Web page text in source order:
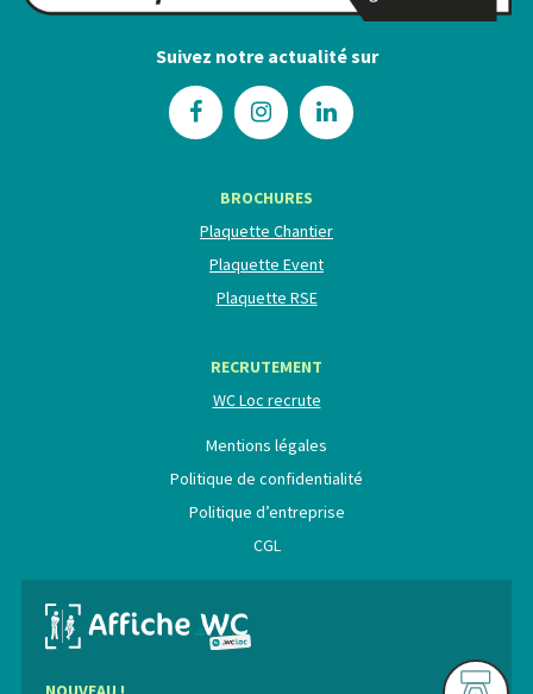
Suivez notre actualité sur
BROCHURES
Plaquette Chantier
Plaquette Event
Plaquette RSE
RECRUTEMENT
WC Loc recrute
Mentions légales
Politique de confidentialité
Politique d’entreprise
CGL